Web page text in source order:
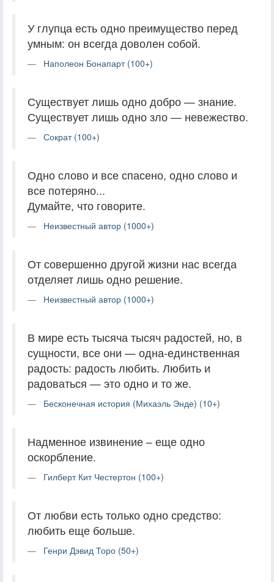
У глупца есть одно преимущество перед
умным: он всегда доволен собой.
Наполеон Бонапарт (100+)
Существует лишь одно добро — знание.
Существует лишь одно зло — невежество.
Сократ (100+)
Одно слово и все спасено, одно слово и
все потеряно...
Думайте, что говорите.
Неизвестный автор (1000+)
От совершенно другой жизни нас всегда
отделяет лишь одно решение.
Неизвестный автор (1000+)
В мире есть тысяча тысяч радостей, но, в
сущности, все они — одна-единственная
радость: радость любить. Любить и
радоваться — это одно и то же.
Бесконечная история (Михаэль Энде) (10+)
Надменное извинение – еще одно
оскорбление.
Гилберт Кит Честертон (100+)
От любви есть только одно средство:
любить еще больше.
Генри Дэвид Торо (50+)